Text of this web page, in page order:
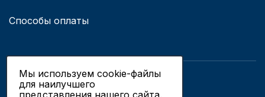
Способы оплаты
© 2019 - 2026 ООО «Сианово»
Мы используем cookie-файлы
для наилучшего
представления нашего сайта.